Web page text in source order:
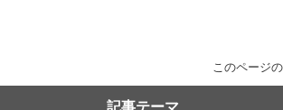
このページ